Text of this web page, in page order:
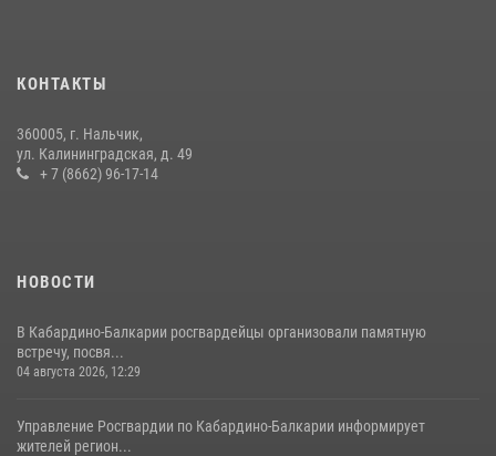
НАЧАЛЬНИК УПРАВЛЕНИЯ РОСГВАРДИИ ПО КАБАРДИНО-
БАЛКАРСКОЙ РЕСПУБЛИКЕ ПРОВЕДЕТ ПРИЕМ ГРАЖДАН
КОНТАКТЫ
360005, г. Нальчик,
ул. Калининградская, д. 49
+ 7 (8662) 96-17-14
НОВОСТИ
В Кабардино-Балкарии росгвардейцы организовали памятную
встречу, посвя...
04 августа 2026, 12:29
Управление Росгвардии по Кабардино-Балкарии информирует
жителей регион...